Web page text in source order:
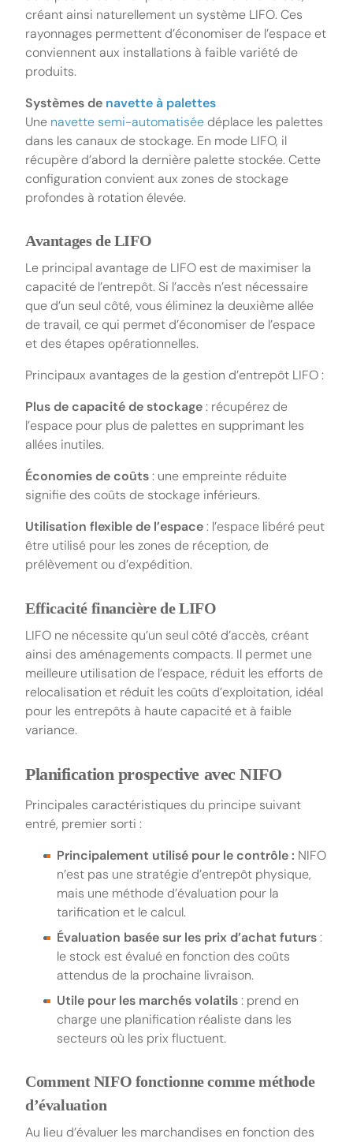
créant ainsi naturellement un système LIFO. Ces
rayonnages permettent d’économiser de l’espace et
conviennent aux installations à faible variété de
produits.
Systèmes de navette à palettes
Une navette semi-automatiséedéplace les palettes
dans les canaux de stockage. En mode LIFO, il
récupère d’abord la dernière palette stockée. Cette
configuration convient aux zones de stockage
profondes à rotation élevée.
Avantages de LIFO
Le principal avantage de LIFO est de maximiser la
capacité de l’entrepôt. Si l’accès n’est nécessaire
que d’un seul côté, vous éliminez la deuxième allée
de travail, ce qui permet d’économiser de l’espace
et des étapes opérationnelles.
Principaux avantages de la gestion d’entrepôt LIFO :
Plus de capacité de stockage: récupérez de
l’espace pour plus de palettes en supprimant les
allées inutiles.
Économies de coûts: une empreinte réduite
signifie des coûts de stockage inférieurs.
Utilisation flexible de l’espace: l’espace libéré peut
être utilisé pour les zones de réception, de
prélèvement ou d’expédition.
Efficacité financière de LIFO
LIFO ne nécessite qu’un seul côté d’accès, créant
ainsi des aménagements compacts. Il permet une
meilleure utilisation de l’espace, réduit les efforts de
relocalisation et réduit les coûts d’exploitation, idéal
pour les entrepôts à haute capacité et à faible
variance.
Planification prospective avec NIFO
Principales caractéristiques du principe suivant
entré, premier sorti :
Principalement utilisé pour le contrôle : NIFO
n’est pas une stratégie d’entrepôt physique,
mais une méthode d’évaluation pour la
tarification et le calcul.
Évaluation basée sur les prix d’achat futurs:
le stock est évalué en fonction des coûts
attendus de la prochaine livraison.
Utile pour les marchés volatils: prend en
charge une planification réaliste dans les
secteurs où les prix fluctuent.
Comment NIFO fonctionne comme méthode
d’évaluation
Au lieu d’évaluer les marchandises en fonction des